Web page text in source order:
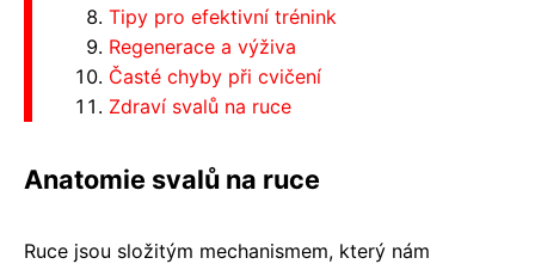
Tipy pro efektivní trénink
Regenerace a výživa
Časté chyby při cvičení
Zdraví svalů na ruce
Anatomie svalů na ruce
Ruce jsou složitým mechanismem, který nám